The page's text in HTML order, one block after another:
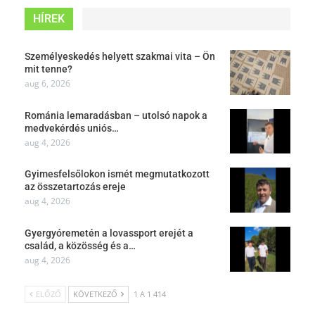
HÍREK
Személyeskedés helyett szakmai vita – Ön
mit tenne?
aug 6, 2026
Románia lemaradásban – utolsó napok a
medvekérdés uniós…
aug 4, 2026
Gyimesfelsőlokon ismét megmutatkozott
az összetartozás ereje
aug 4, 2026
Gyergyóremetén a lovassport erejét a
család, a közösség és a…
aug 4, 2026
ELŐZŐ KÖVETKEZŐ 1 A 1 414